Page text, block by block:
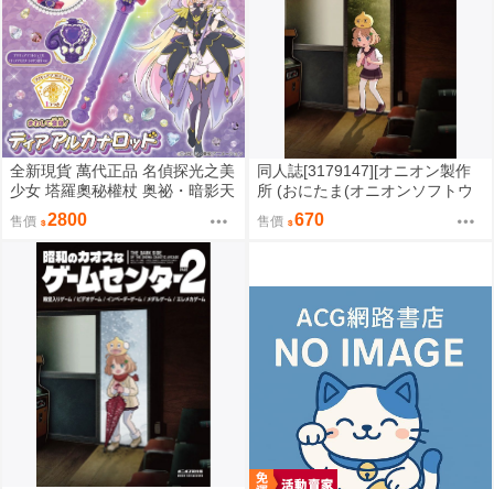
全新現貨 萬代正品 名偵探光之美
少女 塔羅奧秘權杖 奥祕・暗影天
使 權杖 法杖 魔法棒 變身器 森亞
露露卡
售價 2800
同人誌[3179147][オニオン製作
所 (おにたま(オニオンソフトウ
ェア))]昭和のカオスなゲームセ
ンター (其他)
售價 670